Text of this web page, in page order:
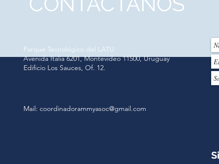
Parque Tecnológico del LATU
Avenida Italia 6201, Montevideo 11500, Uruguay
Edificio Los Sauces, Of. 12.
Mail: coordinadorammyasoc@gmail.com